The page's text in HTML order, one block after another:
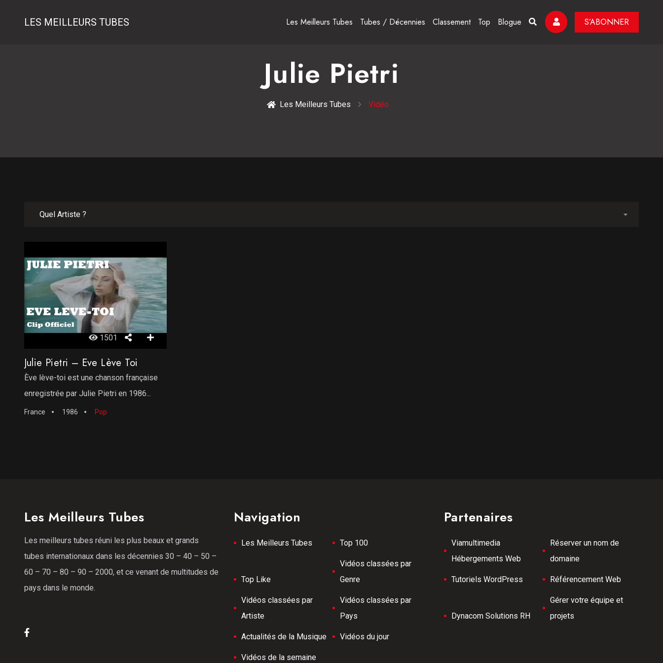
LES MEILLEURS TUBES Les Meilleurs Tubes Tubes / Décennies Classement Top Blogue S’ABONNER
Julie Pietri
Les Meilleurs Tubes Vidéo
1501
Julie Pietri – Eve Lève Toi
Ève lève-toi est une chanson française
enregistrée par Julie Pietri en 1986...
France 1986 Pop
Les Meilleurs Tubes
Les meilleurs tubes réuni les plus beaux et grands
tubes internationaux dans les décennies 30 – 40 – 50 –
60 – 70 – 80 – 90 – 2000, et ce venant de multitudes de
pays dans le monde.
Navigation
Les Meilleurs Tubes Top 100
Top Like
Vidéos classées par
Genre
Vidéos classées par
Artiste
Vidéos classées par
Pays
Actualités de la Musique Vidéos du jour
Vidéos de la semaine
Partenaires
Viamultimedia
Hébergements Web
Réserver un nom de
domaine
Tutoriels WordPress Référencement Web
Dynacom Solutions RH
Gérer votre équipe et
projets